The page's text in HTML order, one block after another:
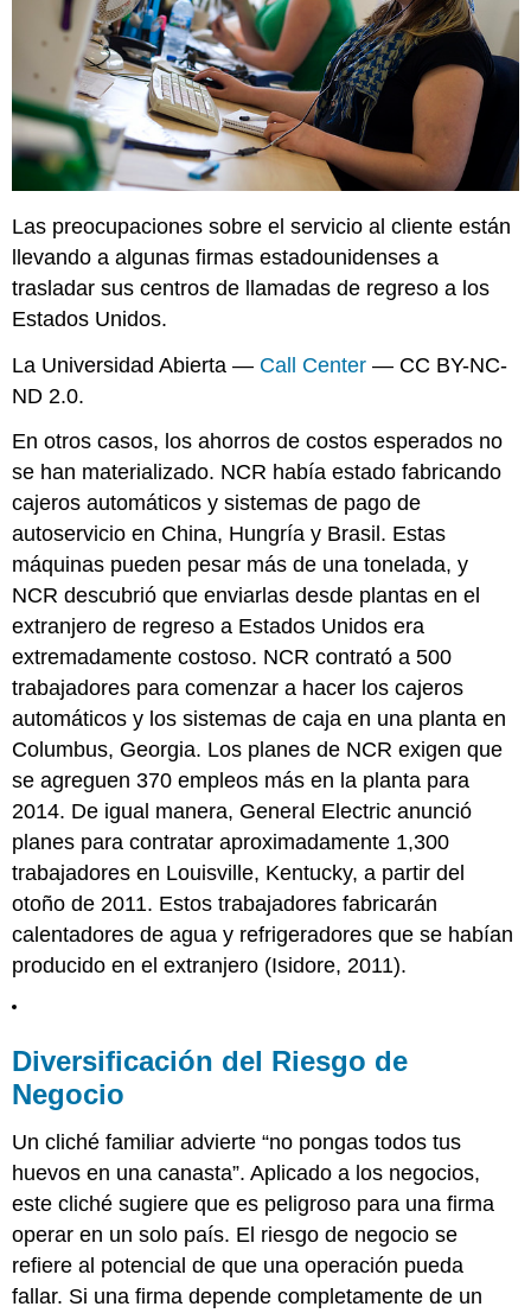
Las preocupaciones sobre el servicio al cliente están
llevando a algunas firmas estadounidenses a
trasladar sus centros de llamadas de regreso a los
Estados Unidos.
La Universidad Abierta — Call Center — CC BY-NC-
ND 2.0.
En otros casos, los ahorros de costos esperados no
se han materializado. NCR había estado fabricando
cajeros automáticos y sistemas de pago de
autoservicio en China, Hungría y Brasil. Estas
máquinas pueden pesar más de una tonelada, y
NCR descubrió que enviarlas desde plantas en el
extranjero de regreso a Estados Unidos era
extremadamente costoso. NCR contrató a 500
trabajadores para comenzar a hacer los cajeros
automáticos y los sistemas de caja en una planta en
Columbus, Georgia. Los planes de NCR exigen que
se agreguen 370 empleos más en la planta para
2014. De igual manera, General Electric anunció
planes para contratar aproximadamente 1,300
trabajadores en Louisville, Kentucky, a partir del
otoño de 2011. Estos trabajadores fabricarán
calentadores de agua y refrigeradores que se habían
producido en el extranjero (Isidore, 2011).
Diversificación del Riesgo de
Negocio
Un cliché familiar advierte “no pongas todos tus
huevos en una canasta”. Aplicado a los negocios,
este cliché sugiere que es peligroso para una firma
operar en un solo país. El riesgo de negocio se
refiere al potencial de que una operación pueda
fallar. Si una firma depende completamente de un